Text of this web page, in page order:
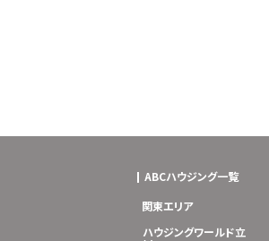
ABCハウジング一覧
関東エリア
ハウジングワールド立